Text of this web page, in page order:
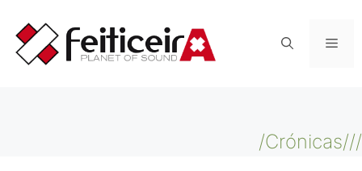
contenido
/Crónicas///